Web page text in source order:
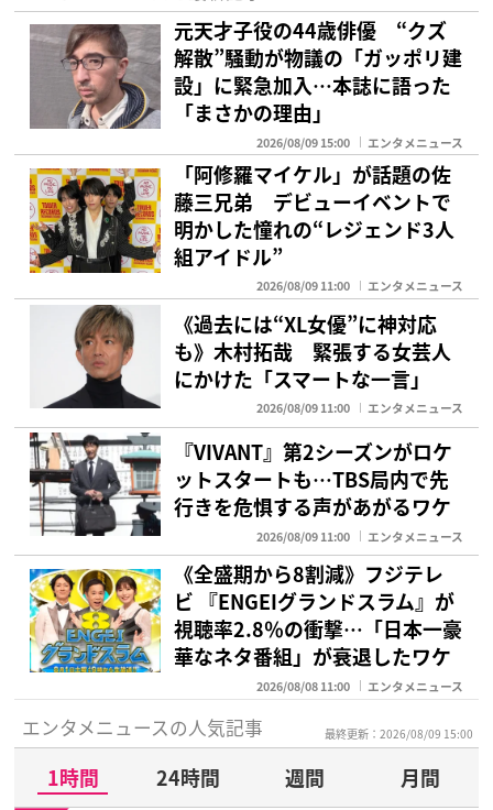
元天才子役の44歳俳優 “クズ
解散”騒動が物議の「ガッポリ建
設」に緊急加入…本誌に語った
「まさかの理由」
2026/08/09 15:00 エンタメニュース
「阿修羅マイケル」が話題の佐
藤三兄弟 デビューイベントで
明かした憧れの“レジェンド3人
組アイドル”
2026/08/09 11:00 エンタメニュース
《過去には“XL女優”に神対応
も》木村拓哉 緊張する女芸人
にかけた「スマートな一言」
2026/08/09 11:00 エンタメニュース
『VIVANT』第2シーズンがロケ
ットスタートも…TBS局内で先
行きを危惧する声があがるワケ
2026/08/09 11:00 エンタメニュース
《全盛期から8割減》フジテレ
ビ 『ENGEIグランドスラム』が
視聴率2.8％の衝撃…「日本一豪
華なネタ番組」が衰退したワケ
2026/08/08 11:00 エンタメニュース
エンタメニュースの人気記事 最終更新：2026/08/09 15:00
1時間 24時間 週間
月間